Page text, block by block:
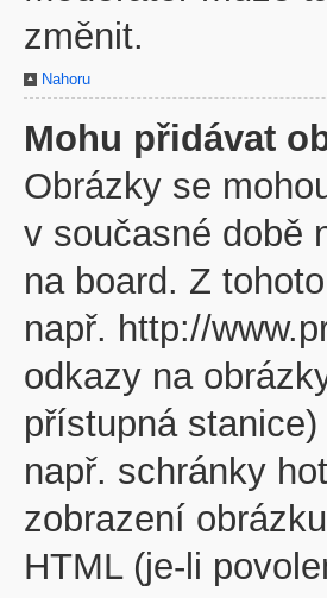
změnit.
Nahoru
Mohu přidávat
Obrázky se
v současné době
na board. Z
např. http://
odkazy na
přístupná
např. schránky
zobrazení
HTML (je-li